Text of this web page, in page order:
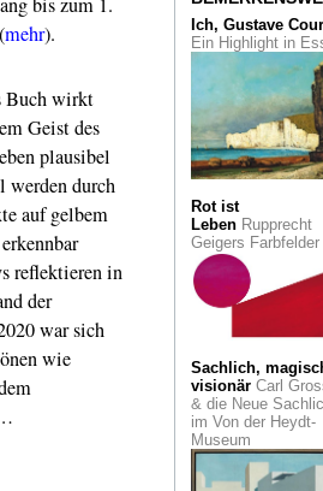
mehr).
Buch wirkt
Geist des
plausibel
durch
auf gelbem
reflektieren in
der
war sich
wie
Cradle-to-Cradle
Nachhaltiges
Der erste
Düsseldorf entsteht
AuktionRekord bei
Lempertz für den
Barockmaler
la Tour
Konrad Adenauer
145. Geburtstag:
Haus, sein Garten.
Ex-Bundeskanzler
Gärtneridol
Kriegsbedingt
verlagertDie
Petersburger
zeigt die Eisenzeit
mit Beutekunst
Buddhismus
Tiefenentspannung
Ich, Gustave
Ein Highlight in
Rot ist
LebenRupprecht
Geigers Farbfelder
Sachlich,
visionärCarl
& die Neue
im Von der Heydt-
Museum